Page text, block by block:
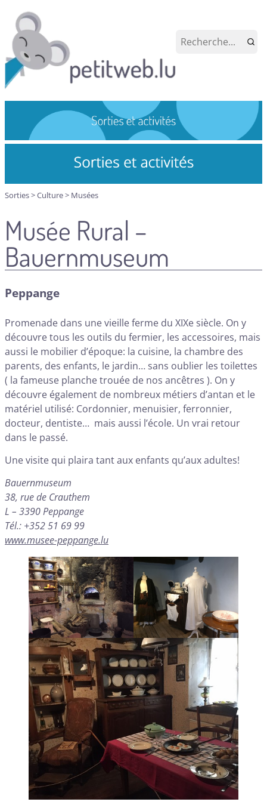
Sorties>Culture> Musées
Musée Rural –
Bauernmuseum
Peppange
Promenade dans une vieille ferme du XIXe siècle. On y
découvre tous les outils du fermier, les accessoires, mais
aussi le mobilier d’époque: la cuisine, la chambre des
parents, des enfants, le jardin… sans oublier les toilettes
( la fameuse planche trouée de nos ancêtres ). On y
découvre également de nombreux métiers d’antan et le
matériel utilisé: Cordonnier, menuisier, ferronnier,
docteur, dentiste… mais aussi l’école. Un vrai retour
dans le passé.
Une visite qui plaira tant aux enfants qu’aux adultes!
Bauernmuseum
38, rue de Crauthem
L – 3390 Peppange
Tél.: +352 51 69 99
www.musee-peppange.lu